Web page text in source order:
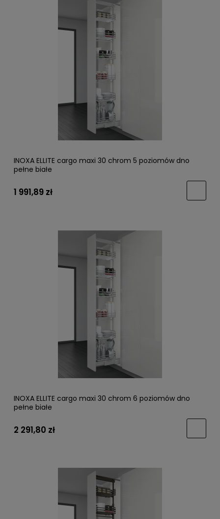
INOXA ELLITE cargo maxi 30 chrom 5 poziomów dno
pełne białe
1 991,89 zł
INOXA ELLITE cargo maxi 30 chrom 6 poziomów dno
pełne białe
2 291,80 zł